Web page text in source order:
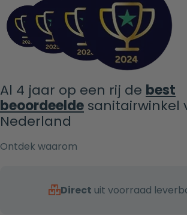
Al 4 jaar op een rij de best
beoordeelde sanitairwinkel
Nederland
Ontdek waarom
Direct uit voorraad